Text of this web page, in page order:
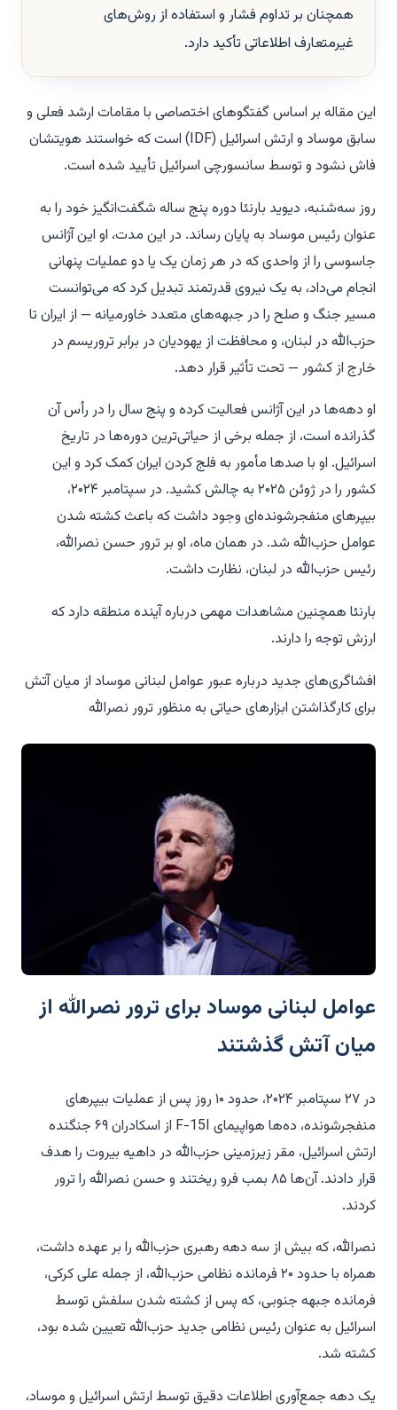
همچنان بر تداوم فشار و استفاده از روش‌های
غیرمتعارف اطلاعاتی تأکید دارد.
این مقاله بر اساس گفتگوهای اختصاصی با مقامات ارشد فعلی و
سابق موساد و ارتش اسرائیل (IDF) است که خواستند هویتشان
فاش نشود و توسط سانسورچی اسرائیل تأیید شده است.
روز سه‌شنبه، دیوید بارنئا دوره پنج ساله شگفت‌انگیز خود را به
عنوان رئیس موساد به پایان رساند. در این مدت، او این آژانس
جاسوسی را از واحدی که در هر زمان یک یا دو عملیات پنهانی
انجام می‌داد، به یک نیروی قدرتمند تبدیل کرد که می‌توانست
مسیر جنگ و صلح را در جبهه‌های متعدد خاورمیانه — از ایران تا
حزب‌الله در لبنان، و محافظت از یهودیان در برابر تروریسم در
خارج از کشور — تحت تأثیر قرار دهد.
او دهه‌ها در این آژانس فعالیت کرده و پنج سال را در رأس آن
گذرانده است، از جمله برخی از حیاتی‌ترین دوره‌ها در تاریخ
اسرائیل. او با صدها مأمور به فلج کردن ایران کمک کرد و این
کشور را در ژوئن ۲۰۲۵ به چالش کشید. در سپتامبر ۲۰۲۴،
بیپرهای منفجرشونده‌ای وجود داشت که باعث کشته شدن
عوامل حزب‌الله شد. در همان ماه، او بر ترور حسن نصرالله،
رئیس حزب‌الله در لبنان، نظارت داشت.
بارنئا همچنین مشاهدات مهمی درباره آینده منطقه دارد که
ارزش توجه را دارند.
افشاگری‌های جدید درباره عبور عوامل لبنانی موساد از میان آتش
برای کارگذاشتن ابزارهای حیاتی به منظور ترور نصرالله
عوامل لبنانی موساد برای ترور نصرالله از
میان آتش گذشتند
در ۲۷ سپتامبر ۲۰۲۴، حدود ۱۰ روز پس از عملیات بیپرهای
منفجرشونده، ده‌ها هواپیمای F-15I از اسکادران ۶۹ جنگنده
ارتش اسرائیل، مقر زیرزمینی حزب‌الله در داهیه بیروت را هدف
قرار دادند. آن‌ها ۸۵ بمب فرو ریختند و حسن نصرالله را ترور
کردند.
نصرالله، که بیش از سه دهه رهبری حزب‌الله را بر عهده داشت،
همراه با حدود ۲۰ فرمانده نظامی حزب‌الله، از جمله علی کرکی،
فرمانده جبهه جنوبی، که پس از کشته شدن سلفش توسط
اسرائیل به عنوان رئیس نظامی جدید حزب‌الله تعیین شده بود،
کشته شد.
یک دهه جمع‌آوری اطلاعات دقیق توسط ارتش اسرائیل و موساد،